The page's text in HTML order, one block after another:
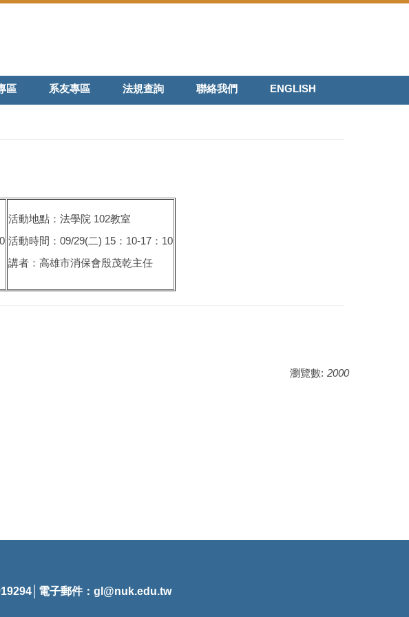
區 系友專區 法規查詢 聯絡我們 ENGLISH
活動地點：法學院 102教室
活動時間：09/29(二) 15：10-17：10
講者：高雄市消保會殷茂乾主任
瀏覽數: 2000
電子郵件： gl@nuk.edu.tw